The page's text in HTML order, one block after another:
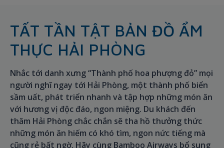
TẤT TẦN TẬT BẢN ĐỒ ẨM
THỰC HẢI PHÒNG
Nhắc tới danh xưng “Thành phố hoa phượng đỏ” mọi
người nghĩ ngay tới Hải Phòng, một thành phố biển
sầm uất, phát triển nhanh và tập hợp những món ăn
với hương vị độc đáo, ngon miệng. Du khách đến
thăm Hải Phòng chắc chắn sẽ tha hồ thưởng thức
những món ăn hiếm có khó tìm, ngon nức tiếng mà
cũng rẻ bất ngờ. Hãy cùng Bamboo Airways bổ sung